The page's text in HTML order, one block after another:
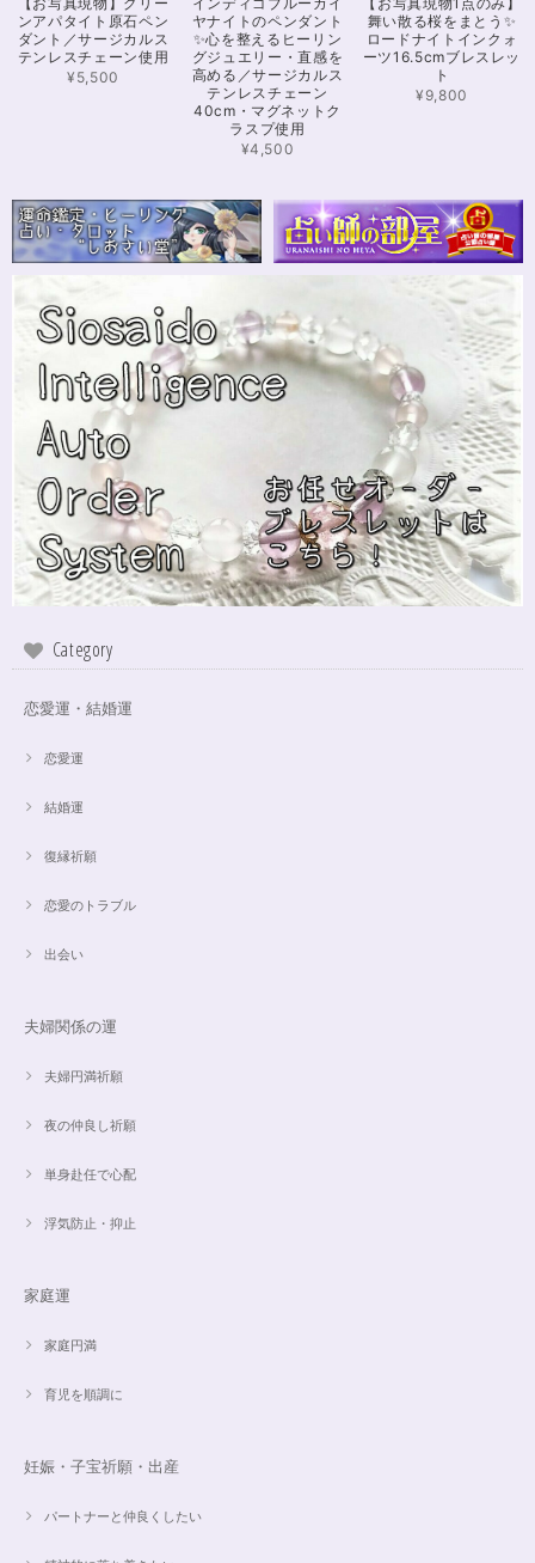
ブレスレットがたくさんあったので、また購入させていただきたいと思いま
す。また親切で迅速、丁寧な対応をしてくださりありがとうございました。
さざれながら、カイヤナイトのブルーバンドやジラソールアイが見える石も
ありました きれいな石をありがとうございます⭐︎
シンデレラのパワーストーンブレスレット「夢は希むもの」✨ブルーカルセドニー16cm
ステンレス→水晶変更
2024/10/24
本日無事に、到着しました！ ワクワクしながら開封しました(*^^*) とって
もキレイな色合いで、手に取るとほんのり温かく感じ元気になる気がしま
す！リボンのメッセージも大事にします(*^^*)まさかのお名前が(芸名なの
でしょうかね？^^)同じでびっくり♡嬉しいです♡ 次回は、オーダーをお願
いしてみたいなと思いました！
インスピレーションの湧泉✨アクアオーラブレスレット15.5cm
2024/10/22
この度は、ご縁に感謝致します。 やはり、この色のアクアオーラに出会え
も、ずっーと見ていられますね。 素敵なブレスレットを、有難うございま
した。
思ったより小粒でしたがとても綺麗なアパタイトでした ありがとうござい
ました⭐︎ アパタイトは大丈夫だったのですが、箱が潰れておまけで付いてい
取れていたので、相当揺らされたか投げられたりしたのかも…
こんばんは。 商品受け取りました。 サイズ調整していただき、画像で見る
ンアパタイト原石ペン
ダント／サージカルス
テンレスチェーン使用
¥5,500
ヤナイトのペンダント
✨心を整えるヒーリン
グジュエリー・直感を
高める／サージカルス
テンレスチェーン
40cm・マグネットク
ラスプ使用
¥4,500
舞い散る桜をまとう✨
ロードナイトインクォ
ーツ16.5cmブレスレッ
ト
¥9,800
Category
恋愛運・結婚運
恋愛運
結婚運
復縁祈願
恋愛のトラブル
出会い
夫婦関係の運
夫婦円満祈願
夜の仲良し祈願
単身赴任で心配
浮気防止・抑止
家庭運
家庭円満
育児を順調に
妊娠・子宝祈願・出産
パートナーと仲良くしたい